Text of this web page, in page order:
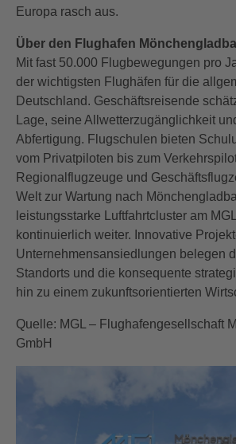
Europa rasch aus.
Über den Flughafen
Mit fast 50.000 Flugbewegungen pro
der wichtigsten Flughäfen für die
Deutschland. Geschäftsreisende
Lage, seine Allwetterzugänglichkeit
Abfertigung. Flugschulen bieten
vom Privatpiloten bis zum
Regionalflugzeuge und
Welt zur Wartung nach
leistungsstarke Luftfahrtcluster am
kontinuierlich weiter. Innovative
Unternehmensansiedlungen belegen
Standorts und die konsequente
hin zu einem zukunftsorientierten
Quelle: MGL – Flughafengesellschaft
GmbH